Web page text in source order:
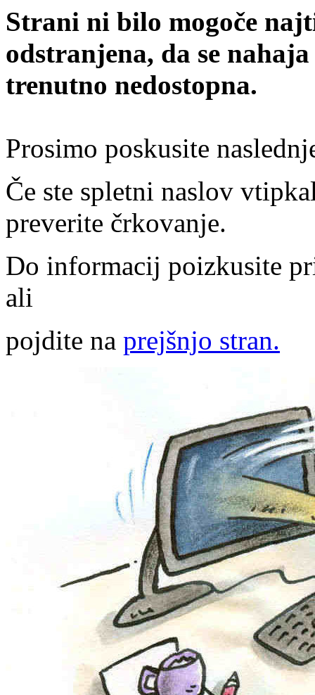
Strani ni bilo mogoče
odstranjena, da se
trenutno nedostopna.
Prosimo poskusite
Če ste spletni naslov
preverite črkovanje.
Do informacij poizkusite
ali
pojdite na prejšnjo stran.